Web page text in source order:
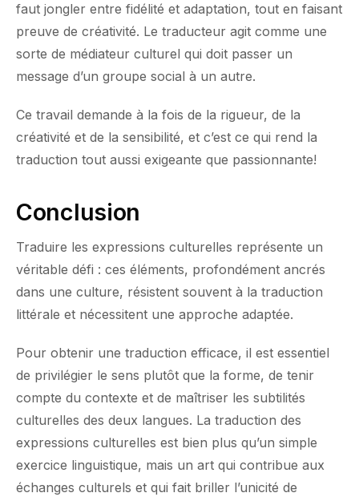
faut jongler entre fidélité et adaptation, tout en faisant
preuve de créativité. Le traducteur agit comme une
sorte de médiateur culturel qui doit passer un
message d’un groupe social à un autre.
Ce travail demande à la fois de la rigueur, de la
créativité et de la sensibilité, et c’est ce qui rend la
traduction tout aussi exigeante que passionnante!
Conclusion
Traduire les expressions culturelles représente un
véritable défi : ces éléments, profondément ancrés
dans une culture, résistent souvent à la traduction
littérale et nécessitent une approche adaptée.
Pour obtenir une traduction efficace, il est essentiel
de privilégier le sens plutôt que la forme, de tenir
compte du contexte et de maîtriser les subtilités
culturelles des deux langues. La traduction des
expressions culturelles est bien plus qu’un simple
exercice linguistique, mais un art qui contribue aux
échanges culturels et qui fait briller l’unicité de